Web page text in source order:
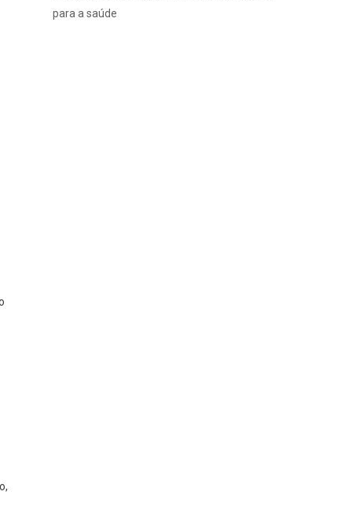
para a saúde